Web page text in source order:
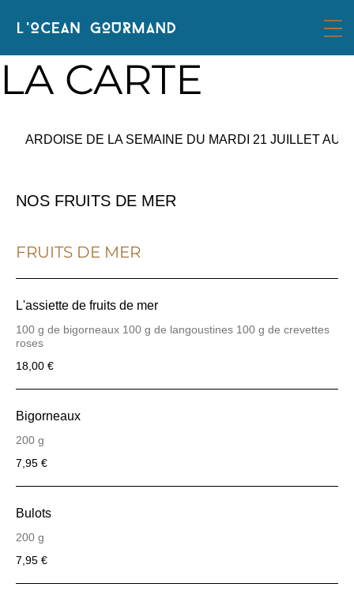
LA CARTE
ARDOISE DE LA SEMAINE DU MARDI 21 JUILLET AU
NOS FRUITS DE MER
FRUITS DE MER
L'assiette de fruits de mer
100 g de bigorneaux 100 g de langoustines 100 g de crevettes
roses
18,00 €
Bigorneaux
200 g
7,95 €
Bulots
200 g
7,95 €